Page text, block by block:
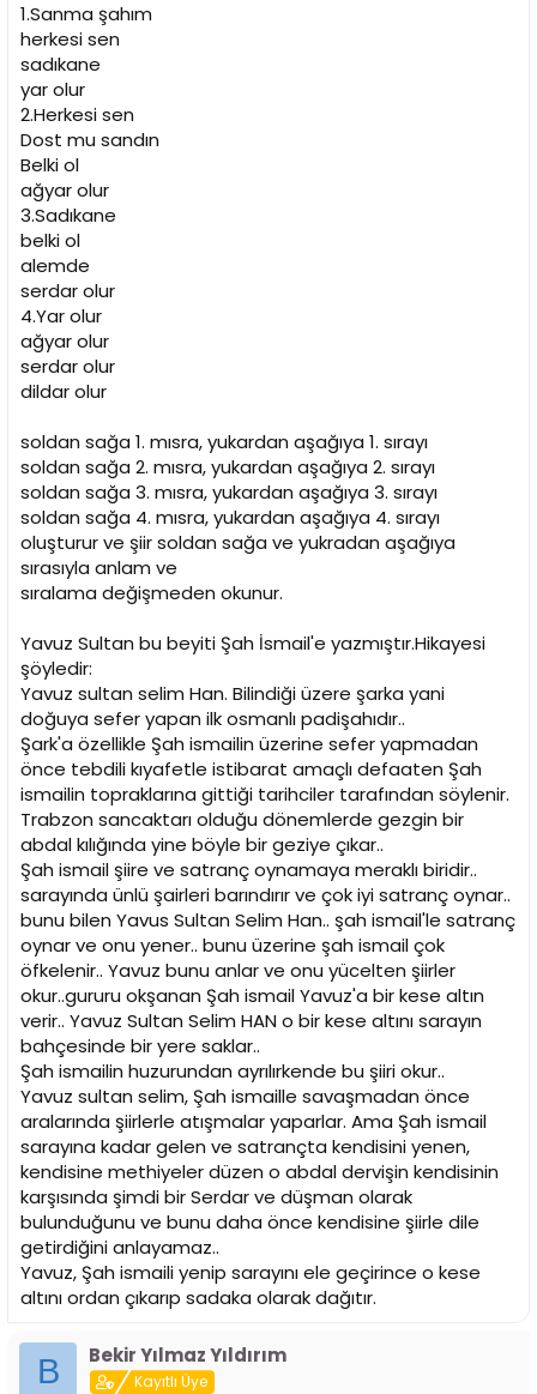
1.Sanma şahım
herkesi sen
sadıkane
yar olur
2.Herkesi sen
Dost mu sandın
Belki ol
ağyar olur
3.Sadıkane
belki ol
alemde
serdar olur
4.Yar olur
ağyar olur
serdar olur
dildar olur
soldan sağa 1. mısra, yukardan aşağıya 1. sırayı
soldan sağa 2. mısra, yukardan aşağıya 2. sırayı
soldan sağa 3. mısra, yukardan aşağıya 3. sırayı
soldan sağa 4. mısra, yukardan aşağıya 4. sırayı
oluşturur ve şiir soldan sağa ve yukradan aşağıya
sırasıyla anlam ve
sıralama değişmeden okunur.
Yavuz Sultan bu beyiti Şah İsmail'e yazmıştır.Hikayesi
şöyledir:
Yavuz sultan selim Han. Bilindiği üzere şarka yani
doğuya sefer yapan ilk osmanlı padişahıdır..
Şark'a özellikle Şah ismailin üzerine sefer yapmadan
önce tebdili kıyafetle istibarat amaçlı defaaten Şah
ismailin topraklarına gittiği tarihciler tarafından söylenir.
Trabzon sancaktarı olduğu dönemlerde gezgin bir
abdal kılığında yine böyle bir geziye çıkar..
Şah ismail şiire ve satranç oynamaya meraklı biridir..
sarayında ünlü şairleri barındırır ve çok iyi satranç oynar..
bunu bilen Yavus Sultan Selim Han.. şah ismail'le satranç
oynar ve onu yener.. bunu üzerine şah ismail çok
öfkelenir.. Yavuz bunu anlar ve onu yücelten şiirler
okur..gururu okşanan Şah ismail Yavuz'a bir kese altın
verir.. Yavuz Sultan Selim HAN o bir kese altını sarayın
bahçesinde bir yere saklar..
Şah ismailin huzurundan ayrılırkende bu şiiri okur..
Yavuz sultan selim, Şah ismaille savaşmadan önce
aralarında şiirlerle atışmalar yaparlar. Ama Şah ismail
sarayına kadar gelen ve satrançta kendisini yenen,
kendisine methiyeler düzen o abdal dervişin kendisinin
karşısında şimdi bir Serdar ve düşman olarak
bulunduğunu ve bunu daha önce kendisine şiirle dile
getirdiğini anlayamaz..
Yavuz, Şah ismaili yenip sarayını ele geçirince o kese
altını ordan çıkarıp sadaka olarak dağıtır.
B Bekir Yılmaz Yıldırım
Kayıtlı Üye